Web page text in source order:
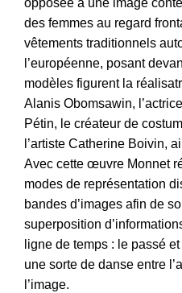
opposée à une image
des femmes au regard
vêtements traditionnels
l’européenne, posant
modèles figurent la
Alanis Obomsawin,
Pétin, le créateur de
l’artiste Catherine Boivin,
Avec cette œuvre Monnet
modes de représentation
bandes d’images afin de
superposition
ligne de temps : le passé
une sorte de danse entre
l’image.